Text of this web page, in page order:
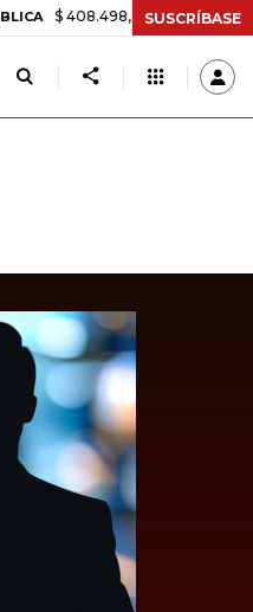
$ 408.498,97 +$ 8.753,81 +2,19%
SUSCRÍBASE